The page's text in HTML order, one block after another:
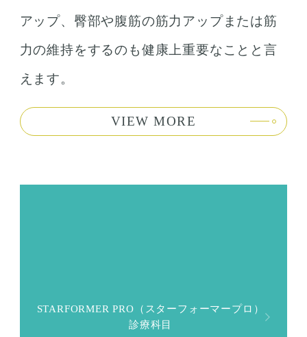
アップ、臀部や腹筋の筋力アップまたは筋
力の維持をするのも健康上重要なことと言
えます。
VIEW MORE
STARFORMER PRO（スターフォーマープロ）
診療科目